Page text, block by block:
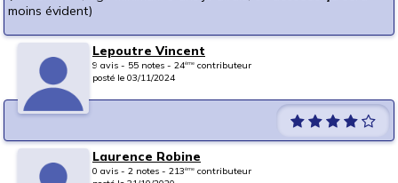
moins évident)
Lepoutre Vincent
9 avis - 55 notes - 24ème contributeur
posté le 03/11/2024
Laurence Robine
0 avis - 2 notes - 213ème contributeur